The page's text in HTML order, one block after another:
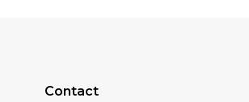
Contact